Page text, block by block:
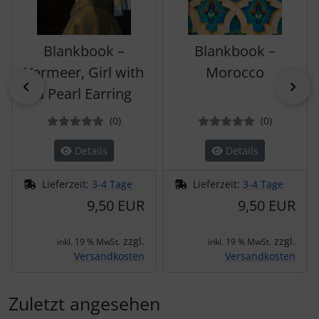
zurück
Blankbook –
Vermeer, Girl with
a Pearl Earring
(0Bewertungen
)
Details
Lieferzeit: 3-4 Tage
9,50 EUR
inkl. 19 % MwSt. zzgl.
Versandkosten
Blankbook –
Morocco
(0)
Details
Lieferzeit: 3-4 Tage
9,50 EUR
inkl. 19 % MwSt. zzgl.
Versandkosten
Zuletzt angesehen